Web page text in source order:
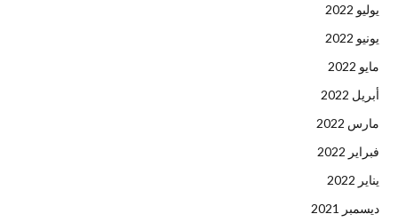
يوليو 2022
يونيو 2022
مايو 2022
أبريل 2022
مارس 2022
فبراير 2022
يناير 2022
ديسمبر 2021